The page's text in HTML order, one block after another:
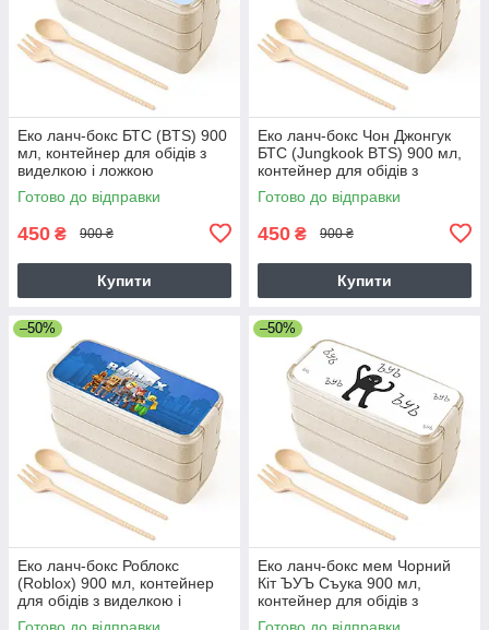
Еко ланч-бокс БТС (BTS) 900
мл, контейнер для обідів з
виделкою і ложкою
Готово до відправки
450 ₴ 900 ₴
Купити
Еко ланч-бокс Чон Джонгук
БТС (Jungkook BTS) 900 мл,
контейнер для обідів з
виделкою і ложкою
Готово до відправки
450 ₴ 900 ₴
Купити
–50%
Еко ланч-бокс Роблокс
(Roblox) 900 мл, контейнер
для обідів з виделкою і
ложкою
Готово до відправки
–50%
Еко ланч-бокс мем Чорний
Кіт ЪУЪ Съука 900 мл,
контейнер для обідів з
виделкою і ложкою
Готово до відправки